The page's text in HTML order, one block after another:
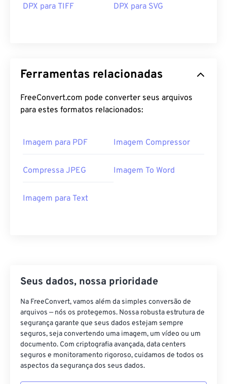
DPX para TIFF DPX para SVG
Ferramentas relacionadas
FreeConvert.com pode converter seus arquivos
para estes formatos relacionados:
Imagem para PDF Imagem Compressor
Compressa JPEG Imagem To Word
Imagem para Text
Seus dados, nossa prioridade
Na FreeConvert, vamos além da simples conversão de
arquivos — nós os protegemos. Nossa robusta estrutura de
segurança garante que seus dados estejam sempre
seguros, seja convertendo uma imagem, um vídeo ou um
documento. Com criptografia avançada, data centers
seguros e monitoramento rigoroso, cuidamos de todos os
aspectos da segurança dos seus dados.